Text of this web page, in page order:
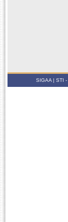
SIGAA | STI